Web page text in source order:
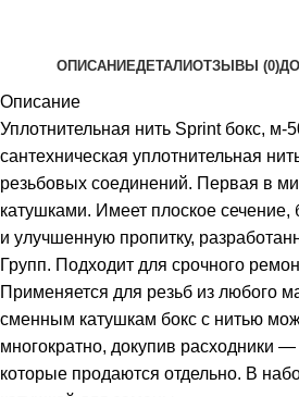
ОПИСАНИЕДЕТАЛИОТЗЫВЫ (0)
Описание
Уплотнительная нить Sprint бокс, м-
сантехническая уплотнительная
резьбовых соединений. Первая в
катушками. Имеет плоское сечение,
и улучшенную пропитку,
Групп. Подходит для срочного
Применяется для резьб из любого
сменным катушкам бокс с нитью
многократно, докупив расходники
которые продаются отдельно. В